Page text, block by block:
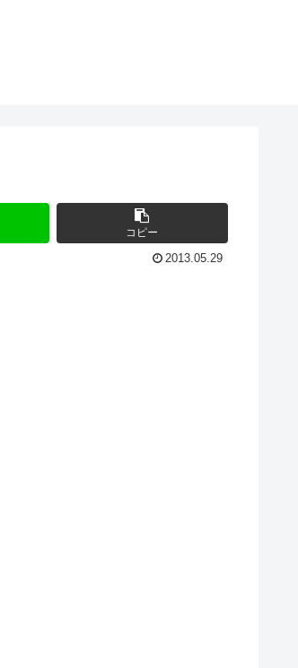
コピー
2013.05.29